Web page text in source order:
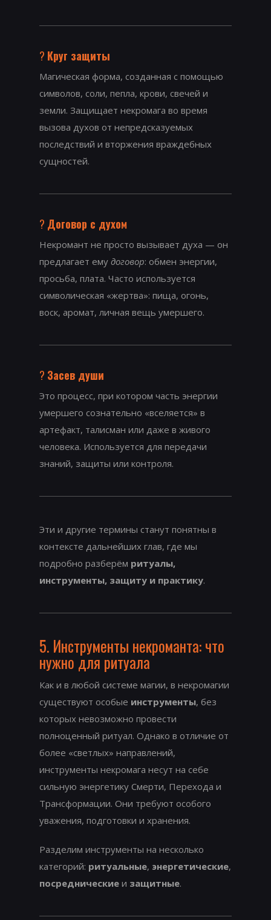
? Круг защиты
Магическая форма, созданная с помощью
символов, соли, пепла, крови, свечей и
земли. Защищает некромага во время
вызова духов от непредсказуемых
последствий и вторжения враждебных
сущностей.
? Договор с духом
Некромант не просто вызывает духа — он
предлагает ему договор: обмен энергии,
просьба, плата. Часто используется
символическая «жертва»: пища, огонь,
воск, аромат, личная вещь умершего.
? Засев души
Это процесс, при котором часть энергии
умершего сознательно «вселяется» в
артефакт, талисман или даже в живого
человека. Используется для передачи
знаний, защиты или контроля.
Эти и другие термины станут понятны в
контексте дальнейших глав, где мы
подробно разберём ритуалы,
инструменты, защиту и практику.
5. Инструменты некроманта: что
нужно для ритуала
Как и в любой системе магии, в некромагии
существуют особые инструменты, без
которых невозможно провести
полноценный ритуал. Однако в отличие от
более «светлых» направлений,
инструменты некромага несут на себе
сильную энергетику Смерти, Перехода и
Трансформации. Они требуют особого
уважения, подготовки и хранения.
Разделим инструменты на несколько
категорий: ритуальные, энергетические,
посреднические и защитные.